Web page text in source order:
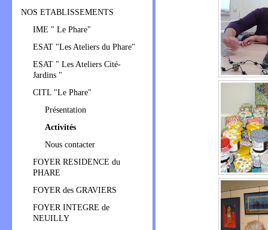
NOS ETABLISSEMENTS
IME " Le Phare"
ESAT "Les Ateliers du Phare"
ESAT " Les Ateliers Cité-
Jardins "
CITL "Le Phare"
Présentation
Activités
Nous contacter
FOYER RESIDENCE du
PHARE
FOYER des GRAVIERS
FOYER INTEGRE de
NEUILLY